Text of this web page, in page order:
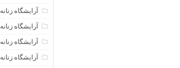
آرایشگاه
آرایشگاه زنانه
آرایشگاه
آرایشگاه